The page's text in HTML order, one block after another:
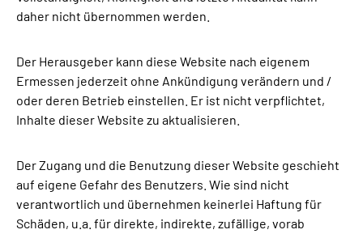
daher nicht übernommen werden.
Der Herausgeber kann diese Website nach eigenem
Ermessen jederzeit ohne Ankündigung verändern und /
oder deren Betrieb einstellen. Er ist nicht verpflichtet,
Inhalte dieser Website zu aktualisieren.
Der Zugang und die Benutzung dieser Website geschieht
auf eigene Gefahr des Benutzers. Wie sind nicht
verantwortlich und übernehmen keinerlei Haftung für
Schäden, u.a. für direkte, indirekte, zufällige, vorab